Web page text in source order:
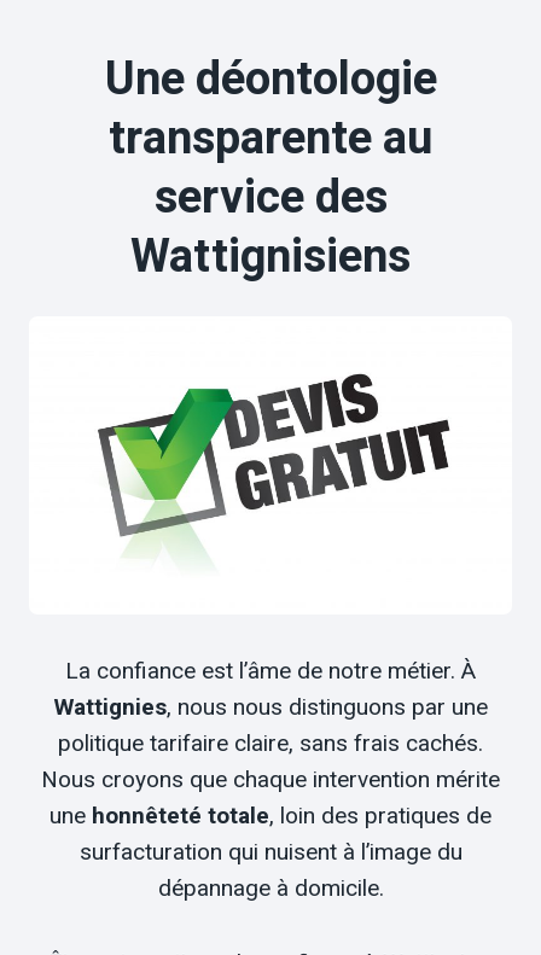
Une déontologie
transparente au
service des
Wattignisiens
La confiance est l’âme de notre métier. À
Wattignies, nous nous distinguons par une
politique tarifaire claire, sans frais cachés.
Nous croyons que chaque intervention mérite
une honnêteté totale, loin des pratiques de
surfacturation qui nuisent à l’image du
dépannage à domicile.